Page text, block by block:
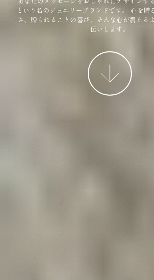
という名のジュエリーブランドです。
心を贈
さ、贈られることの喜び、そんな心が震える
伝いします。